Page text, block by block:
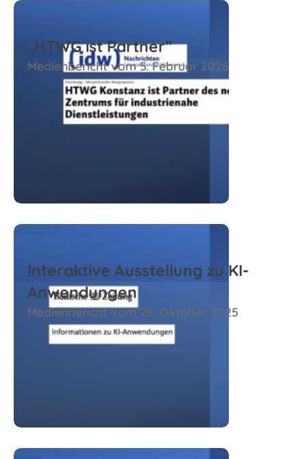
„HTWG ist Partner”
Medienbericht vom 5. Februar 2026
Interaktive Ausstellung zu KI-
Anwendungen
Medienbericht vom 28. Oktober 2025